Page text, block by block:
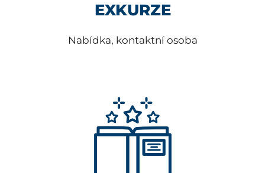
EXKURZE
Nabídka, kontaktní osoba